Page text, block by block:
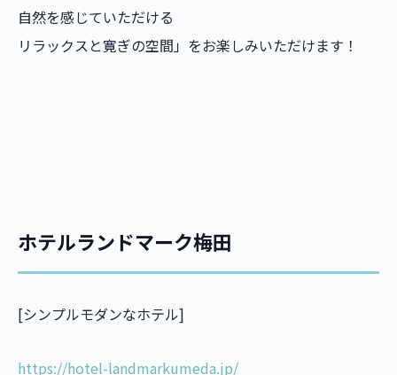
自然を感じていただける
リラックスと寛ぎの空間」をお楽しみいただけます！
ホテルランドマーク梅田
[シンプルモダンなホテル]
https://hotel-landmarkumeda.jp/